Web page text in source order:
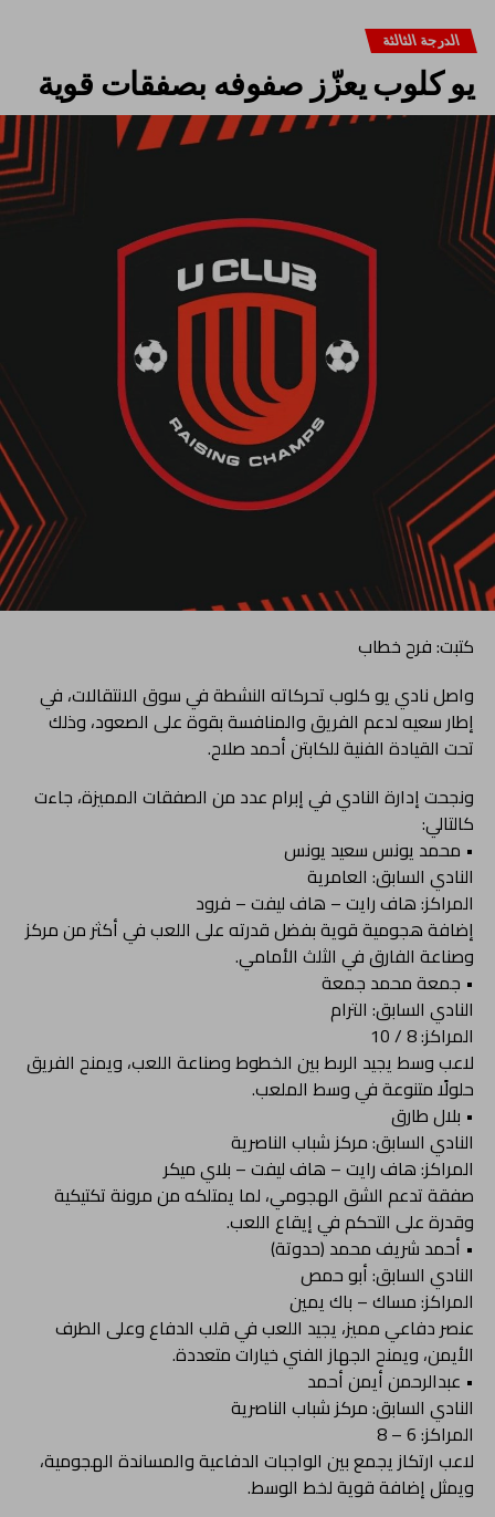
الدرجة الثالثة
يو كلوب يعزّز صفوفه بصفقات قوية
كتبت: فرح خطاب
واصل نادي يو كلوب تحركاته النشطة في سوق الانتقالات، في
إطار سعيه لدعم الفريق والمنافسة بقوة على الصعود، وذلك
تحت القيادة الفنية للكابتن أحمد صلاح.
ونجحت إدارة النادي في إبرام عدد من الصفقات المميزة، جاءت
كالتالي:
• محمد يونس سعيد يونس
النادي السابق: العامرية
المراكز: هاف رايت – هاف ليفت – فرود
إضافة هجومية قوية بفضل قدرته على اللعب في أكثر من مركز
وصناعة الفارق في الثلث الأمامي.
• جمعة محمد جمعة
النادي السابق: الترام
المراكز: 8 / 10
لاعب وسط يجيد الربط بين الخطوط وصناعة اللعب، ويمنح الفريق
حلولًا متنوعة في وسط الملعب.
• بلال طارق
النادي السابق: مركز شباب الناصرية
المراكز: هاف رايت – هاف ليفت – بلاي ميكر
صفقة تدعم الشق الهجومي، لما يمتلكه من مرونة تكتيكية
وقدرة على التحكم في إيقاع اللعب.
• أحمد شريف محمد (حدوتة)
النادي السابق: أبو حمص
المراكز: مساك – باك يمين
عنصر دفاعي مميز، يجيد اللعب في قلب الدفاع وعلى الطرف
الأيمن، ويمنح الجهاز الفني خيارات متعددة.
• عبدالرحمن أيمن أحمد
النادي السابق: مركز شباب الناصرية
المراكز: 6 – 8
لاعب ارتكاز يجمع بين الواجبات الدفاعية والمساندة الهجومية،
ويمثل إضافة قوية لخط الوسط.